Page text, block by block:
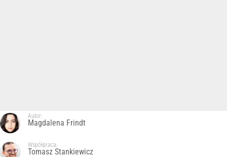
Autor:
Magdalena Frindt
Współpraca:
Tomasz Stankiewicz